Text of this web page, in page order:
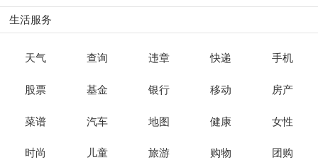
生活服务
天气 查询 违章 快递 手机
股票 基金 银行 移动 房产
菜谱 汽车 地图 健康 女性
时尚 儿童 旅游 购物 团购